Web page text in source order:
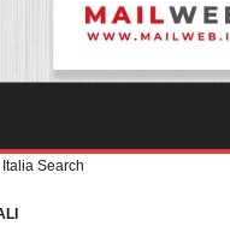
Italia Search